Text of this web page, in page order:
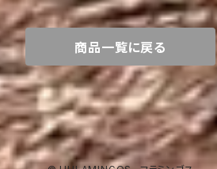
商品一覧に戻る